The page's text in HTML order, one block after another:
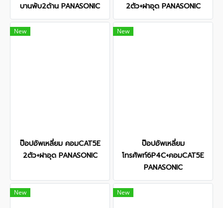
บานพับ2ด้าน PANASONIC
2ตัว+ฝาอุด PANASONIC
New
ป๊อปอัพเหลี่ยม คอมCAT5E
2ตัว+ฝาอุด PANASONIC
New
ป๊อปอัพเหลี่ยม
โทรศัพท์6P4C+คอมCAT5E
PANASONIC
New New